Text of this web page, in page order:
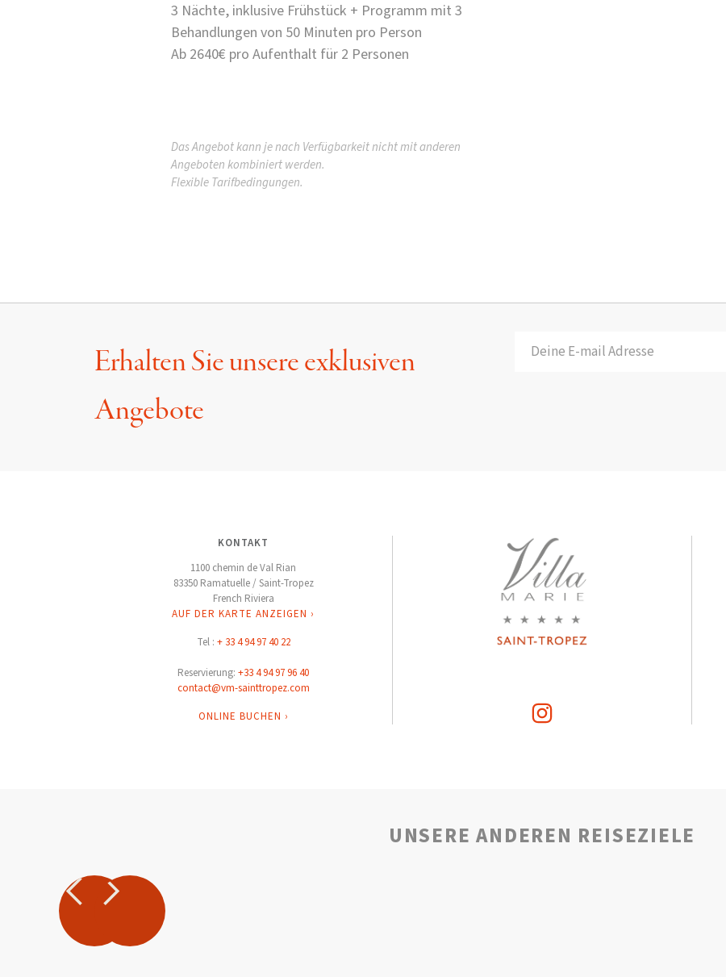
3 Nächte, inklusive Frühstück + Programm mit 3
Behandlungen von 50 Minuten pro Person
Ab 2640€ pro Aufenthalt für 2 Personen
Das Angebot kann je nach Verfügbarkeit nicht mit anderen
Angeboten kombiniert werden.
Flexible Tarifbedingungen.
Erhalten Sie unsere exklusiven
Angebote
KONTAKT
1100 chemin de Val Rian
83350 Ramatuelle / Saint-Tropez
French Riviera
AUF DER KARTE ANZEIGEN ›
Tel : + 33 4 94 97 40 22
Reservierung:+33 4 94 97 96 40
contact@vm-sainttropez.com
ONLINE BUCHEN ›
UNSERE ANDEREN REISEZIELE